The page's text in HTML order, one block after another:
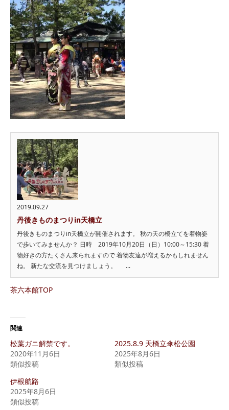
2019.09.27
丹後きものまつりin天橋立
丹後きものまつりin天橋立が開催されます。 秋の天の橋立てを着物姿
で歩いてみませんか？ 日時 2019年10月20日（日）10:00～15:30 着
物好きの方たくさん来られますので 着物友達が増えるかもしれません
ね。 新たな交流を見つけましょう。 ...
茶六本館TOP
関連
松葉ガニ解禁です。
2020年11月6日
類似投稿
2025.8.9 天橋立傘松公園
2025年8月6日
類似投稿
伊根航路
2025年8月6日
類似投稿